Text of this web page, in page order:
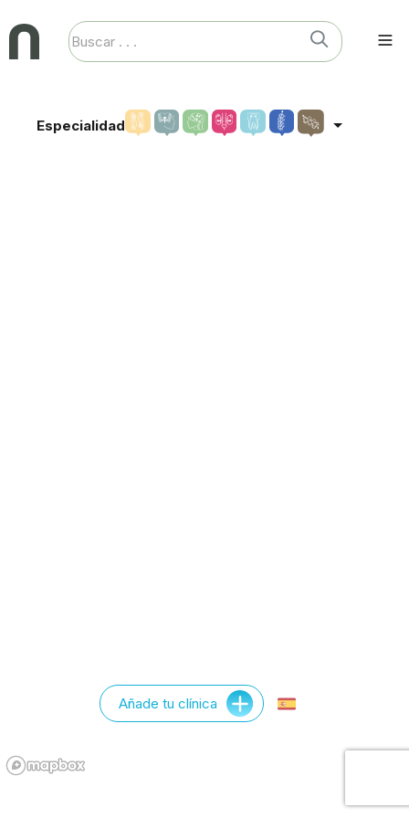
Especialidad
Añade tu clínica